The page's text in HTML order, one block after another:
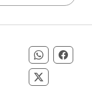
Compartir
Compartir